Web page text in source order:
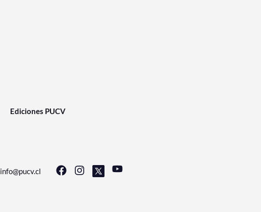
Ediciones PUCV
info@pucv.cl